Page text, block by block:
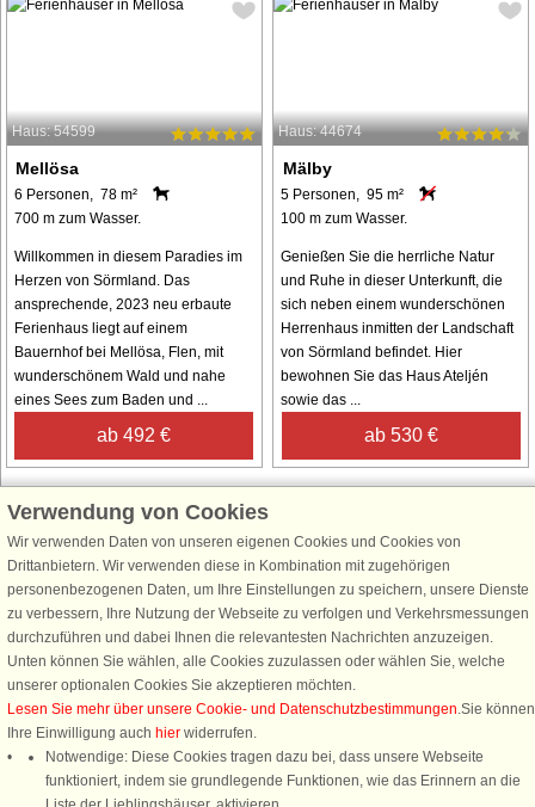
Haus: 54599
Mellösa
6 Personen, 78 m²
700 m zum Wasser.
Willkommen in diesem Paradies im
Herzen von Sörmland. Das
ansprechende, 2023 neu erbaute
Ferienhaus liegt auf einem
Bauernhof bei Mellösa, Flen, mit
wunderschönem Wald und nahe
eines Sees zum Baden und ...
ab 492 €
Haus: 44674
Mälby
5 Personen, 95 m²
100 m zum Wasser.
Genießen Sie die herrliche Natur
und Ruhe in dieser Unterkunft, die
sich neben einem wunderschönen
Herrenhaus inmitten der Landschaft
von Sörmland befindet. Hier
bewohnen Sie das Haus Ateljén
sowie das ...
ab 530 €
Schließen Sie sich 100.000 Ferienhaus-Fans an
Erhalten Sie einen Willkommensgutschein von 25 €für Ihren nächsten
Ferienhausurlaub - melden Sie sich einfach für den DanCenter Newsletter
an. Verpassen Sie nie wieder exklusive Angebote, Gewinnspiele und
Urlaubstipps!
Newsletter abonnieren
Verwendung von Cookies
Wir verwenden Daten von unseren eigenen Cookies und Cookies von
Drittanbietern. Wir verwenden diese in Kombination mit zugehörigen
personenbezogenen Daten, um Ihre Einstellungen zu speichern, unsere Dienste
zu verbessern, Ihre Nutzung der Webseite zu verfolgen und Verkehrsmessungen
durchzuführen und dabei Ihnen die relevantesten Nachrichten anzuzeigen.
Unten können Sie wählen, alle Cookies zuzulassen oder wählen Sie, welche
unserer optionalen Cookies Sie akzeptieren möchten.
Lesen Sie mehr über unsere Cookie- und Datenschutzbestimmungen.Sie können
Ihre Einwilligung auch hier widerrufen.
Notwendige: Diese Cookies tragen dazu bei, dass unsere Webseite
funktioniert, indem sie grundlegende Funktionen, wie das Erinnern an die